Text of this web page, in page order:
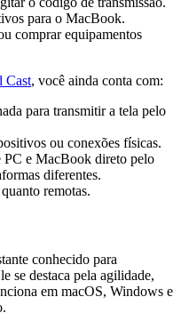
para o MacBook.
comprar equipamentos
Cast, você ainda conta com:
para transmitir a tela pelo
ou conexões físicas.
PC e MacBook direto pelo
diferentes.
remotas.
conhecido para
se destaca pela agilidade,
em macOS, Windows e